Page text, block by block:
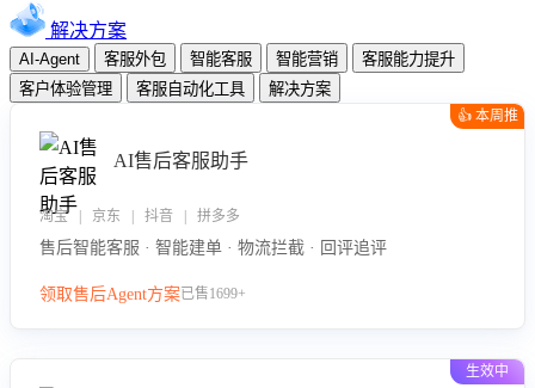
解决方案
AI-Agent 客服外包 智能客服 智能营销
客服能力提升
客户体验管理
客服自动化工具 解决方案
👍 本周推
AI售后客服助手
淘宝 | 京东 | 抖音 | 拼多多
售后智能客服 · 智能建单 · 物流拦截 · 回评追评
领取售后Agent方案已售1699+
生效中